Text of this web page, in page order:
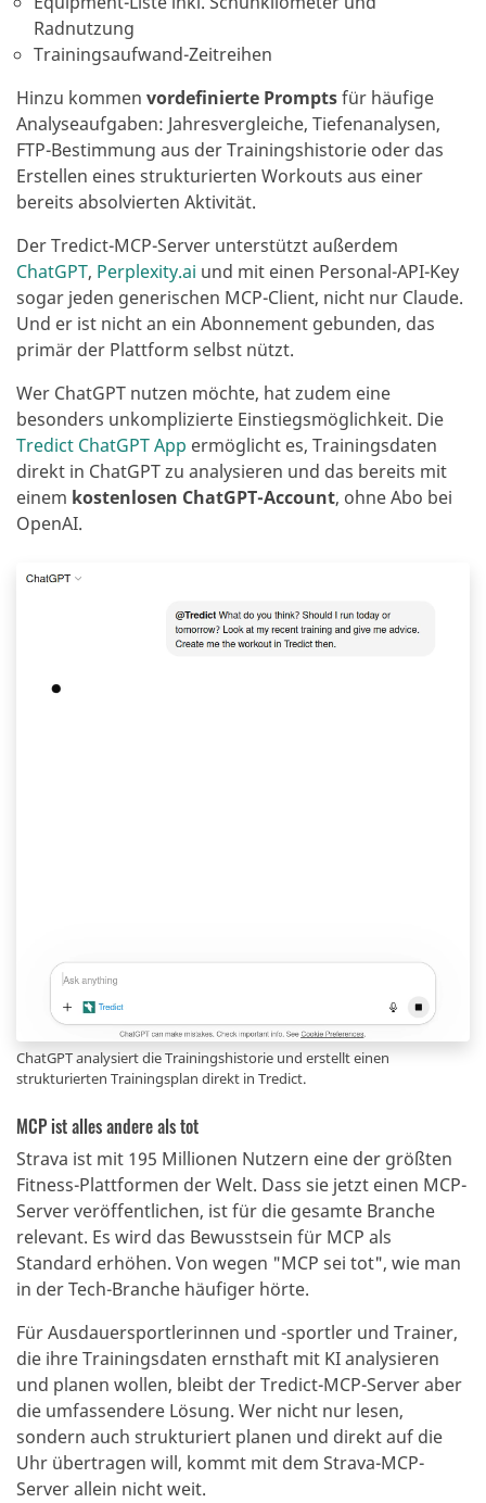
Radnutzung
Trainingsaufwand-Zeitreihen
Hinzu kommen vordefinierte Promptsfür häufige
Analyseaufgaben: Jahresvergleiche, Tiefenanalysen,
FTP-Bestimmung aus der Trainingshistorie oder das
Erstellen eines strukturierten Workouts aus einer
bereits absolvierten Aktivität.
Der Tredict-MCP-Server unterstützt außerdem
ChatGPT, Perplexity.ai und mit einen Personal-API-Key
sogar jeden generischen MCP-Client, nicht nur Claude.
Und er ist nicht an ein Abonnement gebunden, das
primär der Plattform selbst nützt.
Wer ChatGPT nutzen möchte, hat zudem eine
besonders unkomplizierte Einstiegsmöglichkeit. Die
Tredict ChatGPT App ermöglicht es, Trainingsdaten
direkt in ChatGPT zu analysieren und das bereits mit
einem kostenlosen ChatGPT-Account, ohne Abo bei
OpenAI.
ChatGPT analysiert die Trainingshistorie und erstellt einen
strukturierten Trainingsplan direkt in Tredict.
MCP ist alles andere als tot
Strava ist mit 195 Millionen Nutzern eine der größten
Fitness-Plattformen der Welt. Dass sie jetzt einen MCP-
Server veröffentlichen, ist für die gesamte Branche
relevant. Es wird das Bewusstsein für MCP als
Standard erhöhen. Von wegen "MCP sei tot", wie man
in der Tech-Branche häufiger hörte.
Für Ausdauersportlerinnen und -sportler und Trainer,
die ihre Trainingsdaten ernsthaft mit KI analysieren
und planen wollen, bleibt der Tredict-MCP-Server aber
die umfassendere Lösung. Wer nicht nur lesen,
sondern auch strukturiert planen und direkt auf die
Uhr übertragen will, kommt mit dem Strava-MCP-
Server allein nicht weit.